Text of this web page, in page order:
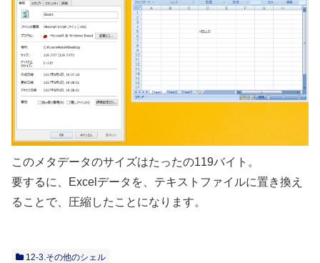
このメタデータのサイズはたったの119バイト。
要するに、Excelデータを、テキストファイルに置き換え
ることで、圧縮したことになります。
12-3.その他のシェル